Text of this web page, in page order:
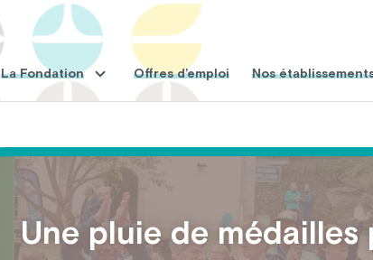
La Fondation Offres d’emploi Nos
Une pluie de